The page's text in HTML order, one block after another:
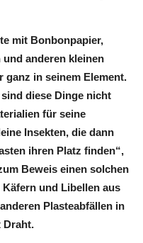
mit Bonbonpapier,
anderen kleinen
in seinem Element.
diese Dinge nicht
für seine
Insekten, die dann
ihren Platz finden“,
Beweis einen solchen
und Libellen aus
Plasteabfällen in
Draht.